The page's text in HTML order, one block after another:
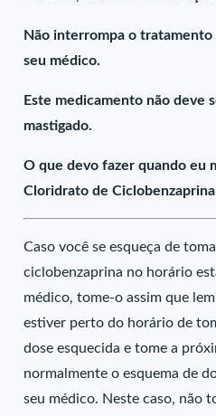
Não interrompa o
seu médico.
Este medicamento não deve
mastigado.
O que devo fazer quando eu
Cloridrato de
Caso você se esqueça de
ciclobenzaprina no horário
médico, tome-o assim que
estiver perto do horário de
dose esquecida e tome a
normalmente o esquema de
seu médico. Neste caso, não